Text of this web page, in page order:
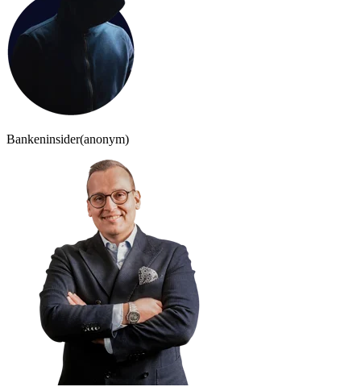
Bankeninsider(anonym)